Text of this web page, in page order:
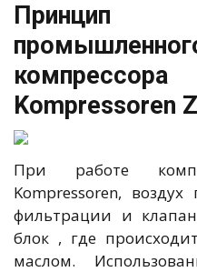
Kompressoren
При работе
Kompressoren,
фильтрации и
блок , где
маслом.